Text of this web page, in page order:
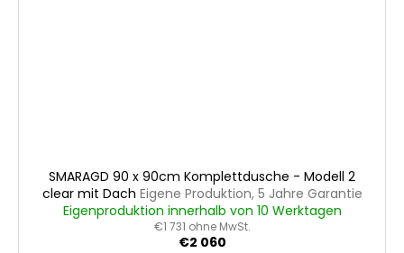
SMARAGD 90 x 90cm Komplettdusche - Modell 2
clear mit Dach Eigene Produktion, 5 Jahre Garantie
Eigenproduktion innerhalb von 10 Werktagen
€1 731 ohne MwSt.
€2 060